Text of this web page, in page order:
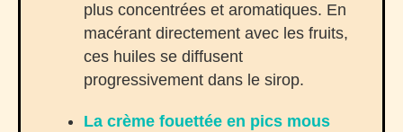
plus concentrées et aromatiques. En
macérant directement avec les fruits,
ces huiles se diffusent
progressivement dans le sirop.
La crème fouettée en pics mous